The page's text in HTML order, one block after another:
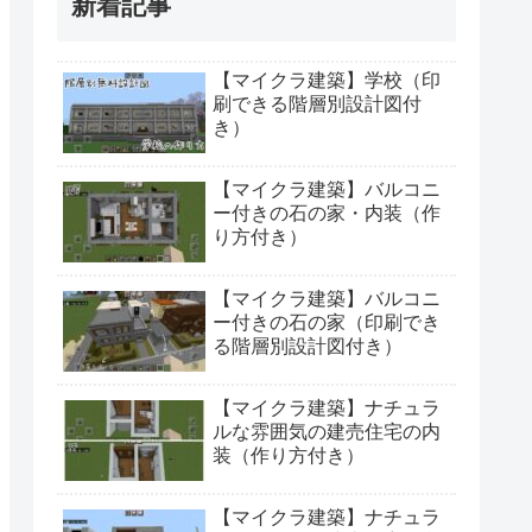
新着記事
【マイクラ建築】学校（印
刷できる階層別設計図付
き）
【マイクラ建築】バルコニ
ー付きの石の家・内装（作
り方付き）
【マイクラ建築】バルコニ
ー付きの石の家（印刷でき
る階層別設計図付き）
【マイクラ建築】ナチュラ
ルな雰囲気の建売住宅の内
装（作り方付き）
【マイクラ建築】ナチュラ